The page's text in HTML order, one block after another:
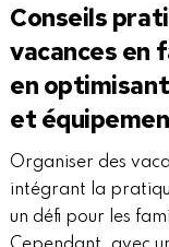
Conseils
vacances en
en
et
Organiser des
intégrant la
un défi pour les